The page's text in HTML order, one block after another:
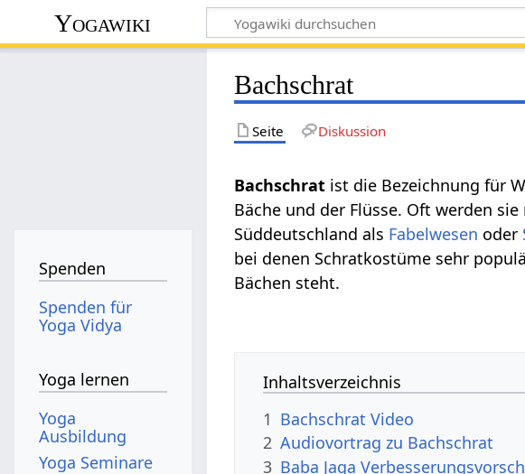
Yogawiki
Bachschrat
Seite Diskussion
Bachschrat ist die Bezeichnung für
Bäche und der Flüsse. Oft werden
Süddeutschland als Fabelwesen oder
bei denen Schratkostüme sehr
Bächen steht.
Inhaltsverzeichnis
1 Bachschrat Video
2 Audiovortrag zu Bachschrat
3 Baba Jaga
Spenden
Spenden für
Yoga Vidya
Yoga lernen
Yoga
Ausbildung
Yoga Seminare